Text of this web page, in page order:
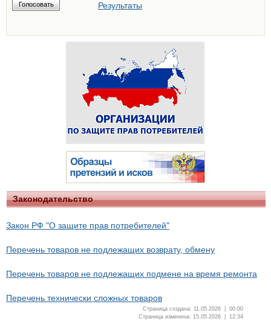
Результаты
Законодательство
Закон РФ "О защите прав потребителей"
Перечень товаров не подлежащих возврату, обмену
Перечень товаров не подлежащих подмене на время ремонта
Перечень технически сложных товаров
Страница создана: 11.05.2026 | 00:00
Страница изменена: 15.05.2026 | 12:34